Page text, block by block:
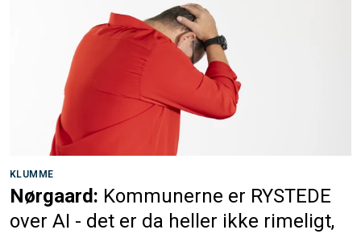
KLUMME
Nørgaard: Kommunerne er RYSTEDE
over AI - det er da heller ikke rimeligt,